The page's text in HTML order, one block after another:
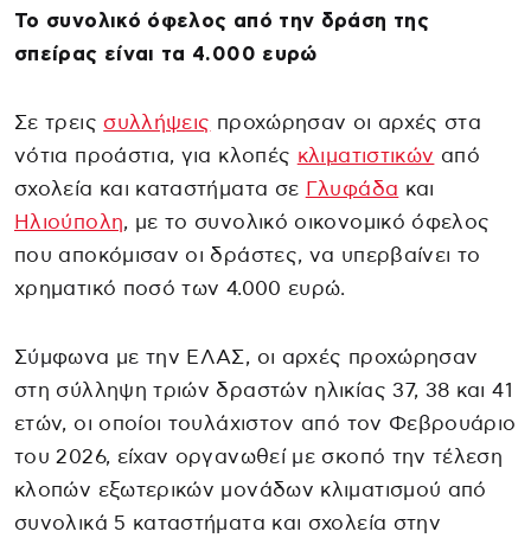
Το συνολικό όφελος από την δράση της
σπείρας είναι τα 4.000 ευρώ
Σε τρεις συλλήψεις προχώρησαν οι αρχές στα
νότια προάστια, για κλοπές κλιματιστικών από
σχολεία και καταστήματα σε Γλυφάδα και
Ηλιούπολη, με το συνολικό οικονομικό όφελος
που αποκόμισαν οι δράστες, να υπερβαίνει το
χρηματικό ποσό των 4.000 ευρώ.
Σύμφωνα με την ΕΛΑΣ, οι αρχές προχώρησαν
στη σύλληψη τριών δραστών ηλικίας 37, 38 και 41
ετών, οι οποίοι τουλάχιστον από τον Φεβρουάριο
του 2026, είχαν οργανωθεί με σκοπό την τέλεση
κλοπών εξωτερικών μονάδων κλιματισμού από
συνολικά 5 καταστήματα και σχολεία στην